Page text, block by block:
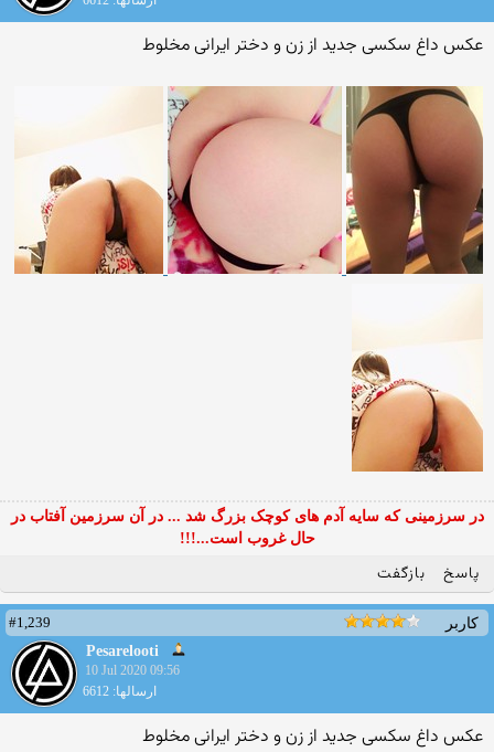
عکس داغ سکسی جدید از زن و دختر ایرانی مخلوط
در سرزمینی که سایه آدم های کوچک بزرگ شد ... در آن سرزمین آفتاب در
حال غروب است...!!!
پاسخ بازگفت
کاربر
#1,239
Pesarelooti
10 Jul 2020 09:56
ارسالها: 6612
عکس داغ سکسی جدید از زن و دختر ایرانی مخلوط